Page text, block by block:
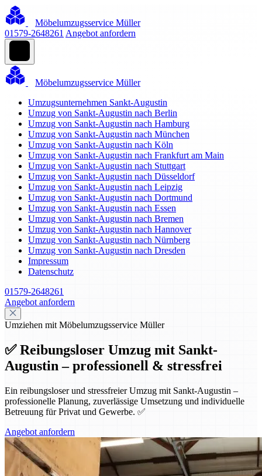
Möbelumzugsservice Müller
01579-2648261 Angebot anfordern
Möbelumzugsservice Müller
Umzugsunternehmen Sankt-Augustin
Umzug von Sankt-Augustin nach Berlin
Umzug von Sankt-Augustin nach Hamburg
Umzug von Sankt-Augustin nach München
Umzug von Sankt-Augustin nach Köln
Umzug von Sankt-Augustin nach Frankfurt am Main
Umzug von Sankt-Augustin nach Stuttgart
Umzug von Sankt-Augustin nach Düsseldorf
Umzug von Sankt-Augustin nach Leipzig
Umzug von Sankt-Augustin nach Dortmund
Umzug von Sankt-Augustin nach Essen
Umzug von Sankt-Augustin nach Bremen
Umzug von Sankt-Augustin nach Hannover
Umzug von Sankt-Augustin nach Nürnberg
Umzug von Sankt-Augustin nach Dresden
Impressum
Datenschutz
01579-2648261
Angebot anfordern
Umziehen mit Möbelumzugsservice Müller
✅ Reibungsloser Umzug mit Sankt-
Augustin – professionell & stressfrei
Ein reibungsloser und stressfreier Umzug mit Sankt-Augustin –
professionelle Planung, zuverlässige Umsetzung und individuelle
Betreuung für Privat und Gewerbe. ✅
Angebot anfordern